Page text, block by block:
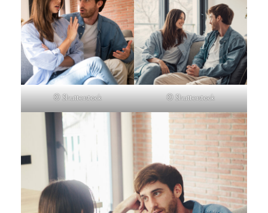
© Shutterstock © Shutterstock